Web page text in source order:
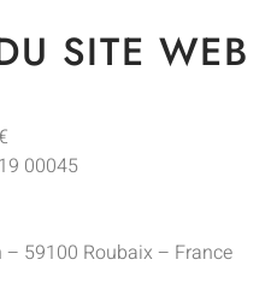
SITE WEB
00045
59100 Roubaix – France